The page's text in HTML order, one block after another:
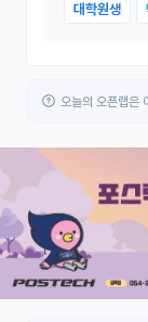
대학원생
오늘의 오픈랩은